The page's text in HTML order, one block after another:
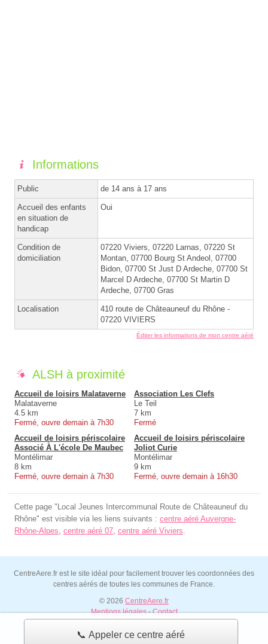
📞 Appeler ce centre aéré
Informations
Public de 14 ans à 17 ans
Accueil des enfants
en situation de
handicap
Oui
Condition de
domiciliation
07220 Viviers, 07220 Larnas, 07220 St
Montan, 07700 Bourg St Andeol, 07700
Bidon, 07700 St Just D Ardeche, 07700 St
Marcel D Ardeche, 07700 St Martin D
Ardeche, 07700 Gras
Localisation
410 route de Châteauneuf du Rhône -
07220 VIVIERS
Éditer les informations de mon centre aéré
ALSH à proximité
Accueil de loisirs Malataverne
Malataverne
4.5 km
Fermé, ouvre demain à 7h30
Association Les Clefs
Le Teil
7 km
Fermé
Accueil de loisirs périscolaire
Associé À L'école De Maubec
Montélimar
8 km
Fermé, ouvre demain à 7h30
Accueil de loisirs périscolaire
Joliot Curie
Montélimar
9 km
Fermé, ouvre demain à 16h30
Cette page "Local Jeunes Intercommunal Route de Châteauneuf du
Rhône" est visible via les liens suivants : centre aéré Auvergne-
Rhône-Alpes, centre aéré 07, centre aéré Viviers.
CentreAere.fr est le site idéal pour facilement trouver les coordonnées des
centres aérés de toutes les communes de France.
© 2026 CentreAere.fr
Mentions légales-Contact